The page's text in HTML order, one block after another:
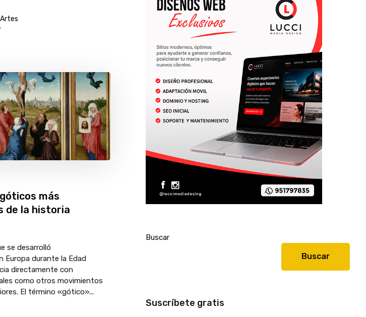
más
de la historia
se desarrolló
Europa durante la Edad
directamente con
como otros movimientos
El término «gótico»...
Buscar
Buscar
Suscríbete gratis